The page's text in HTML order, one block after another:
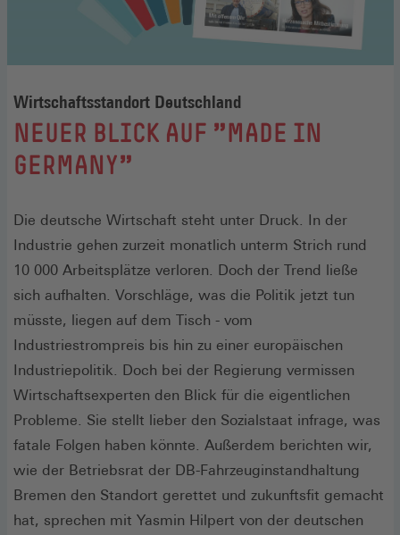
Wirtschaftsstandort Deutschland
:
NEUER BLICK AUF "MADE IN
GERMANY"
Die deutsche Wirtschaft steht unter Druck. In der
Industrie gehen zurzeit monatlich unterm Strich rund
10 000 Arbeitsplätze verloren. Doch der Trend ließe
sich aufhalten. Vorschläge, was die Politik jetzt tun
müsste, liegen auf dem Tisch - vom
Industriestrompreis bis hin zu einer europäischen
Industriepolitik. Doch bei der Regierung vermissen
Wirtschaftsexperten den Blick für die eigentlichen
Probleme. Sie stellt lieber den Sozialstaat infrage, was
fatale Folgen haben könnte. Außerdem berichten wir,
wie der Betriebsrat der DB-Fahrzeuginstandhaltung
Bremen den Standort gerettet und zukunftsfit gemacht
hat, sprechen mit Yasmin Hilpert von der deutschen